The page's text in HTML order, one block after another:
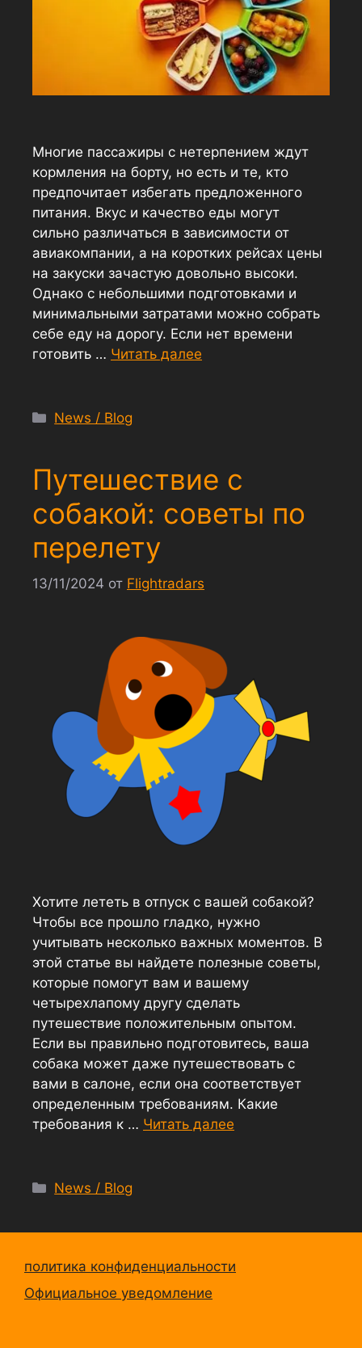
Многие пассажиры с нетерпением ждут
кормления на борту, но есть и те, кто
предпочитает избегать предложенного
питания. Вкус и качество еды могут
сильно различаться в зависимости от
авиакомпании, а на коротких рейсах цены
на закуски зачастую довольно высоки.
Однако с небольшими подготовками и
минимальными затратами можно собрать
себе еду на дорогу. Если нет времени
готовить … Читать далее
News / Blog
Путешествие с
собакой: советы по
перелету
13/11/2024 от Flightradars
Хотите лететь в отпуск с вашей собакой?
Чтобы все прошло гладко, нужно
учитывать несколько важных моментов. В
этой статье вы найдете полезные советы,
которые помогут вам и вашему
четырехлапому другу сделать
путешествие положительным опытом.
Если вы правильно подготовитесь, ваша
собака может даже путешествовать с
вами в салоне, если она соответствует
определенным требованиям. Какие
требования к … Читать далее
News / Blog
политика конфиденциальности
Официальное уведомление